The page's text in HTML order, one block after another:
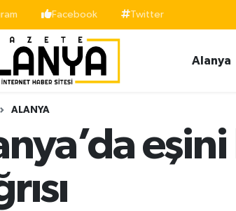
Facebook Twitter
Alanya
ALANYA
ve Fikstür